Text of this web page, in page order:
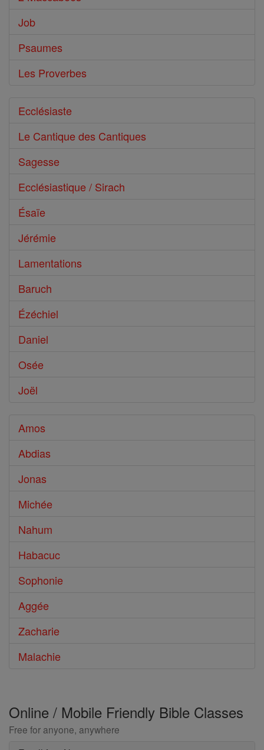
Job
Psaumes
Les Proverbes
Ecclésiaste
Le Cantique des Cantiques
Sagesse
Ecclésiastique / Sirach
Ésaïe
Jérémie
Lamentations
Baruch
Ézéchiel
Daniel
Osée
Joël
Amos
Abdias
Jonas
Michée
Nahum
Habacuc
Sophonie
Aggée
Zacharie
Malachie
Online / Mobile Friendly Bible Classes
Free for anyone, anywhere